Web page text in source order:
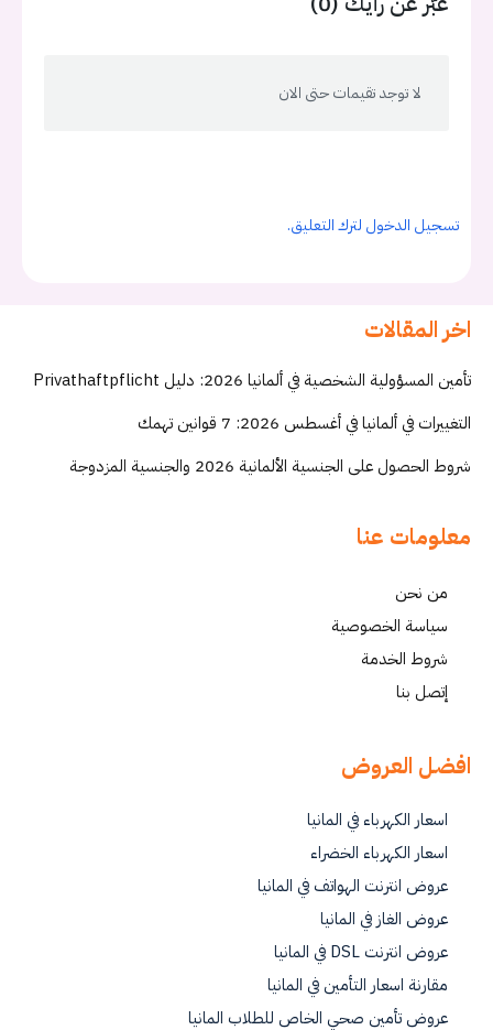
لا توجد تقيمات حتى الان
تسجيل الدخول لترك التعليق.
اخر المقالات
تأمين المسؤولية الشخصية في ألمانيا 2026: دليل Privathaftpflicht
التغييرات في ألمانيا في أغسطس 2026: 7 قوانين تهمك
شروط الحصول على الجنسية الألمانية 2026 والجنسية المزدوجة
معلومات عنا
من نحن
سياسة الخصوصية
شروط الخدمة
إتصل بنا
افضل العروض
اسعار الكهرباء في المانيا
اسعار الكهرباء الخضراء
عروض انترنت الهواتف في المانيا
عروض الغاز في المانيا
عروض انترنت DSL في المانيا
مقارنة اسعار التأمين في المانيا
عروض تأمين صحي الخاص للطلاب المانيا